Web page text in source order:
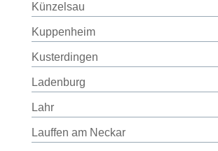
Künzelsau
Kuppenheim
Kusterdingen
Ladenburg
Lahr
Lauffen am Neckar